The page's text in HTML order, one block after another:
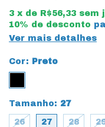
3 x de R$56,33 sem
10% de desconto
Ver mais detalhes
Cor: Preto
Tamanho: 27
26 27 28